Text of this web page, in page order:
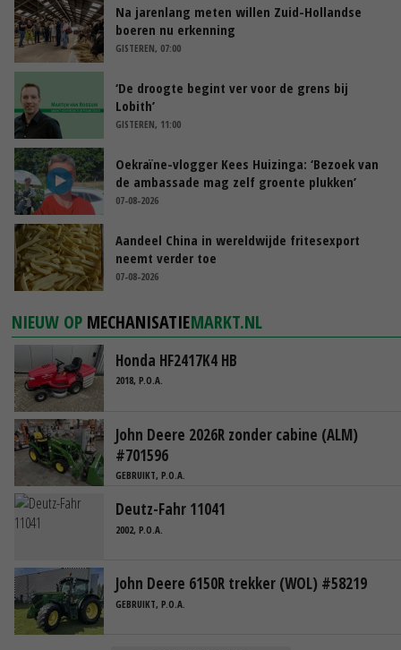
Na jarenlang meten willen Zuid-Hollandse
boeren nu erkenning
GISTEREN, 07:00
‘De droogte begint ver voor de grens bij
Lobith’
GISTEREN, 11:00
Oekraïne-vlogger Kees Huizinga: ‘Bezoek van
de ambassade mag zelf groente plukken’
07-08-2026
Aandeel China in wereldwijde fritesexport
neemt verder toe
07-08-2026
NIEUW OP MECHANISATIEMARKT.NL
Honda HF2417K4 HB
2018, P.O.A.
John Deere 2026R zonder cabine (ALM)
#701596
GEBRUIKT, P.O.A.
Deutz-Fahr 11041
2002, P.O.A.
John Deere 6150R trekker (WOL) #58219
GEBRUIKT, P.O.A.